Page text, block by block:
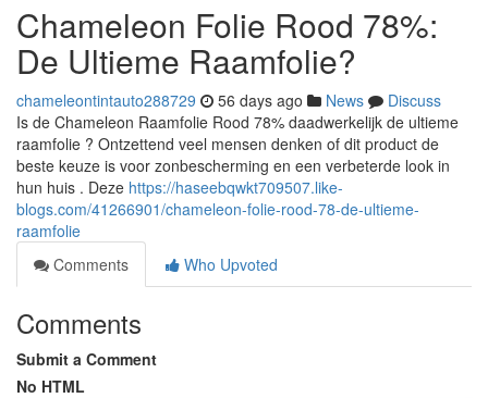
Chameleon Folie Rood 78%:
De Ultieme Raamfolie?
chameleontintauto288729 56 days ago News
Discuss
Is de Chameleon Raamfolie Rood 78% daadwerkelijk de ultieme
raamfolie ? Ontzettend veel mensen denken of dit product de
beste keuze is voor zonbescherming en een verbeterde look in
hun huis . Deze https://haseebqwkt709507.like-
blogs.com/41266901/chameleon-folie-rood-78-de-ultieme-
raamfolie
Comments
Who Upvoted
Comments
Submit a Comment
No HTML